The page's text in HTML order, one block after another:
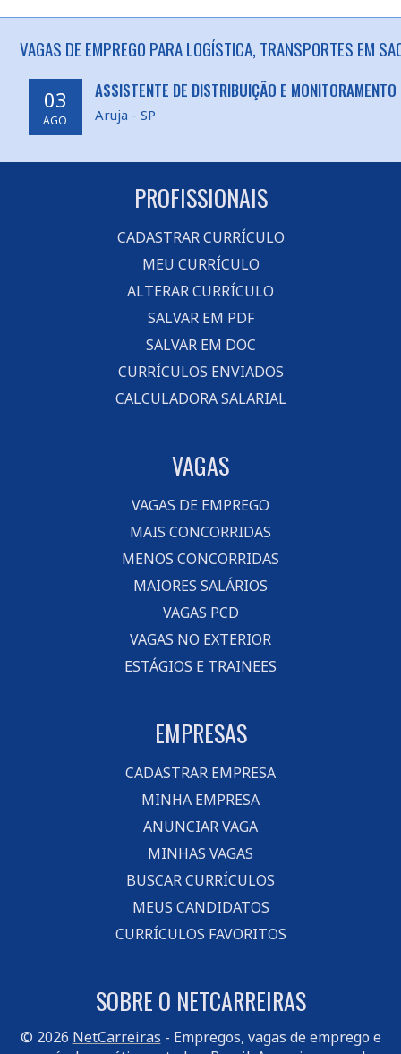
VAGAS DE EMPREGO PARA LOGÍSTICA, TRANSPORTES EM
03
AGO
ASSISTENTE DE DISTRIBUIÇÃO E MONITORAMENTO
Aruja - SP
PROFISSIONAIS
CADASTRAR CURRÍCULO
MEU CURRÍCULO
ALTERAR CURRÍCULO
SALVAR EM PDF
SALVAR EM DOC
CURRÍCULOS ENVIADOS
CALCULADORA SALARIAL
VAGAS
VAGAS DE EMPREGO
MAIS CONCORRIDAS
MENOS CONCORRIDAS
MAIORES SALÁRIOS
VAGAS PCD
VAGAS NO EXTERIOR
ESTÁGIOS E TRAINEES
EMPRESAS
CADASTRAR EMPRESA
MINHA EMPRESA
ANUNCIAR VAGA
MINHAS VAGAS
BUSCAR CURRÍCULOS
MEUS CANDIDATOS
CURRÍCULOS FAVORITOS
SOBRE O NETCARREIRAS
© 2026 NetCarreiras - Empregos, vagas de emprego e